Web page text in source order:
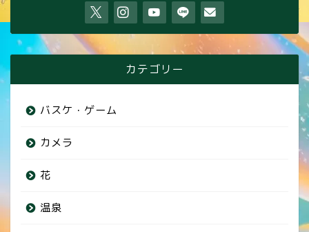
カテゴリー
バスケ・ゲーム
カメラ
花
温泉